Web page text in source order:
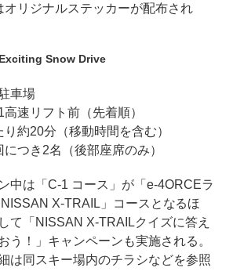
リジナルステッカーが配布され
Snow Drive
車場
速リフト前（先着順）
約20分（移動時間を含む）
つき2名（後部座席のみ）
中は「C-1 コース」が「e-4ORCEラ
X-TRAIL」コースとなるほ
て「NISSAN X-TRAILクイズに答え
う！」キャンペーンも実施される。
は同スキー場内のチラシなどを参照